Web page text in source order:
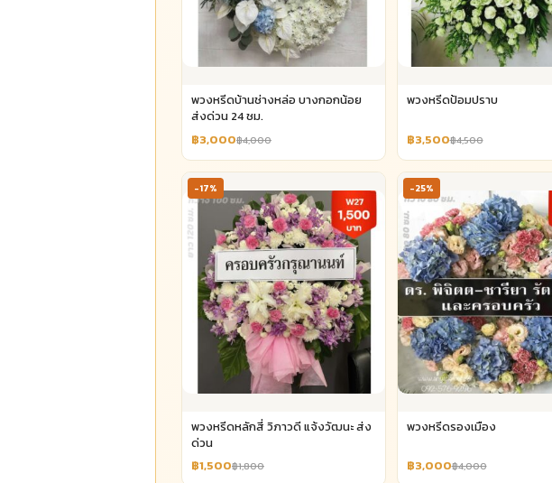
พวงหรีดบ้านช่างหล่อ บางกอกน้อย
ส่งด่วน 24 ชม.
฿3,000฿4,000
พวงหรีดป้อมปราบ
฿3,500฿4,500
-17%
พวงหรีดหลักสี่ วิภาวดี แจ้งวัฒนะ ส่ง
ด่วน
฿1,500฿1,800
-25%
พวงหรีดรองเมือง
฿3,000฿4,000